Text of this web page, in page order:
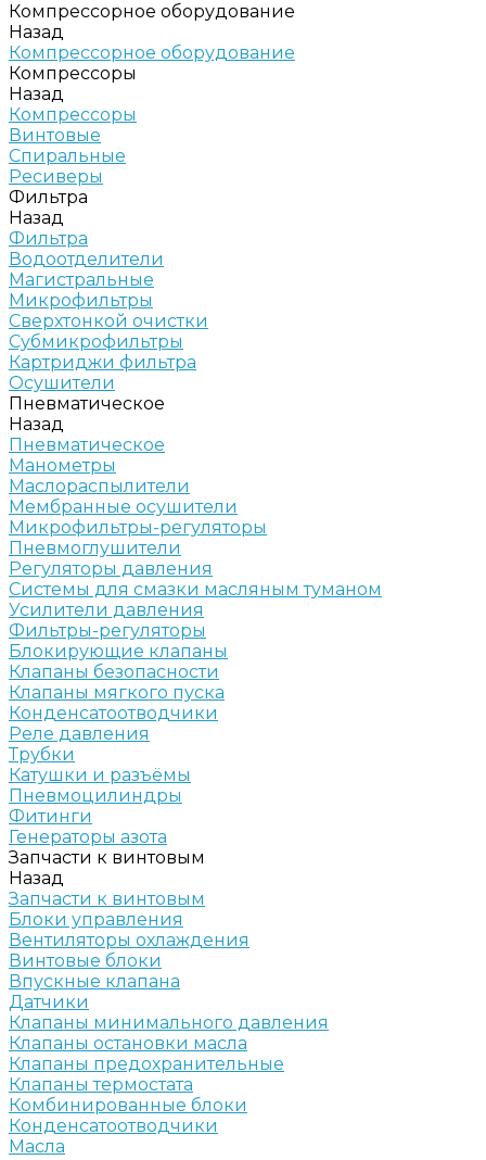
Компрессорное оборудование
Назад
Компрессорное оборудование
Компрессоры
Назад
Компрессоры
Винтовые
Спиральные
Ресиверы
Фильтра
Назад
Фильтра
Водоотделители
Магистральные
Микрофильтры
Сверхтонкой очистки
Субмикрофильтры
Картриджи фильтра
Осушители
Пневматическое
Назад
Пневматическое
Манометры
Маслораспылители
Мембранные осушители
Микрофильтры-регуляторы
Пневмоглушители
Регуляторы давления
Системы для смазки масляным туманом
Усилители давления
Фильтры-регуляторы
Блокирующие клапаны
Клапаны безопасности
Клапаны мягкого пуска
Конденсатоотводчики
Реле давления
Трубки
Катушки и разъёмы
Пневмоцилиндры
Фитинги
Генераторы азота
Запчасти к винтовым
Назад
Запчасти к винтовым
Блоки управления
Вентиляторы охлаждения
Винтовые блоки
Впускные клапана
Датчики
Клапаны минимального давления
Клапаны остановки масла
Клапаны предохранительные
Клапаны термостата
Комбинированные блоки
Конденсатоотводчики
Масла